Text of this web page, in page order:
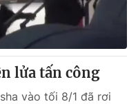
lửa tấn công
vào tối 8/1 đã rơi